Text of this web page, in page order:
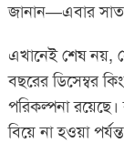
জানান—এবার
এখানেই শেষ নয়,
বছরের ডিসেম্বর
পরিকল্পনা
বিয়ে না হওয়া